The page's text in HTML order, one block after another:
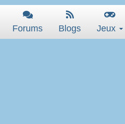
Forums Blogs Jeux